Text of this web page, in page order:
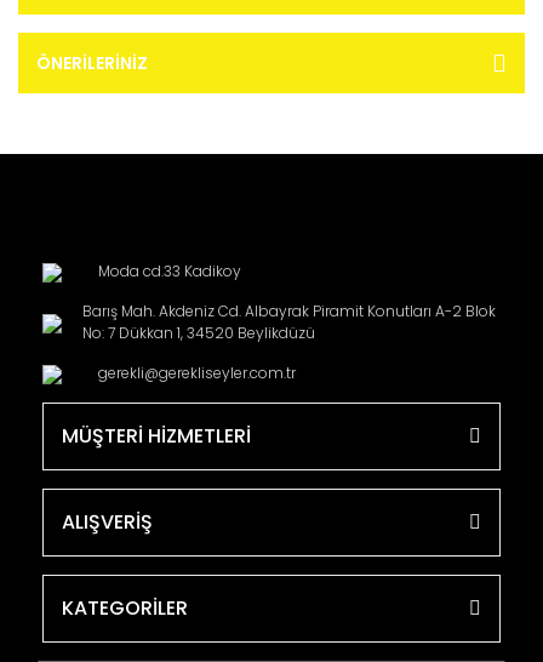
ÖNERILERINIZ
Moda cd.33 Kadikoy
Barış Mah. Akdeniz Cd. Albayrak Piramit Konutları A-2 Blok
No: 7 Dükkan 1, 34520 Beylikdüzü
gerekli@gerekliseyler.com.tr
MÜŞTERİ HİZMETLERİ
ALIŞVERİŞ
KATEGORİLER